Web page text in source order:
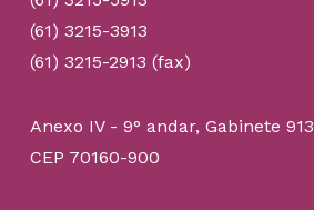
(61) 3215-3913
(61) 3215-2913 (fax)
Anexo IV - 9° andar, Gabinete 913
CEP 70160-900